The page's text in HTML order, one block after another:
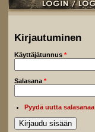
Kirjautuminen
Käyttäjätunnus *
Salasana *
Pyydä uutta salasanaa